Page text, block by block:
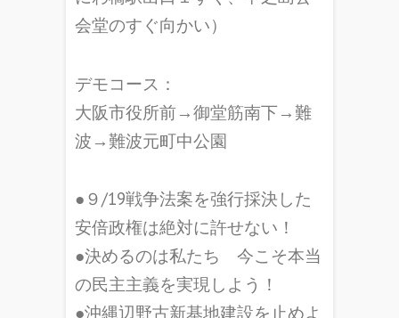
会堂のすぐ向かい）
デモコース：
大阪市役所前→御堂筋南下→難
波→難波元町中公園
●９/19戦争法案を強行採決した
安倍政権は絶対に許せない！
●決めるのは私たち 今こそ本当
の民主主義を実現しよう！
●沖縄辺野古新基地建設を止めよ